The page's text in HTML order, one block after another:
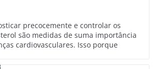
precocemente e controlar os
são medidas de suma importância
cardiovasculares. Isso porque